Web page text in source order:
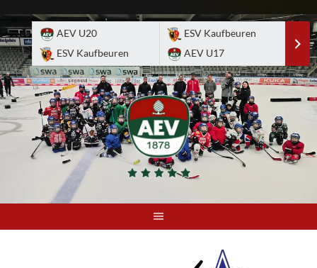
to
content
AEV U20
ESV Kaufbeuren
ESV Kaufbeuren
AEV U17